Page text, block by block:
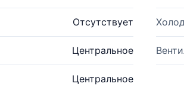
Отсутствует
Центральное
Центральное